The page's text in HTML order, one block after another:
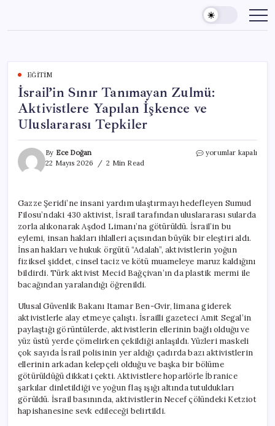
content
EĞITIM
İsrail’in Sınır Tanımayan Zulmü:
Aktivistlere Yapılan İşkence ve
Uluslararası Tepkiler
By Ece Doğan
22 Mayıs 2026
2 Min Read
İsrail’in
Yapılan
İşkence
ve
Uluslararası
Tepkiler
için
yorumlar kapalı
Gazze Şeridi’ne insani yardım ulaştırmayı hedefleyen Sumud
Filosu’ndaki 430 aktivist, İsrail tarafından uluslararası sularda
zorla alıkonarak Aşdod Limanı’na götürüldü. İsrail’in bu
eylemi, insan hakları ihlalleri açısından büyük bir eleştiri aldı.
İnsan hakları ve hukuk örgütü “Adalah”, aktivistlerin yoğun
fiziksel şiddet, cinsel taciz ve kötü muameleye maruz kaldığını
bildirdi. Türk aktivist Mecid Bağçivan’ın da plastik mermi ile
bacağından yaralandığı öğrenildi.
Ulusal Güvenlik Bakanı Itamar Ben-Gvir, limana giderek
aktivistlerle alay etmeye çalıştı. İsrailli gazeteci Amit Segal’in
paylaştığı görüntülerde, aktivistlerin ellerinin bağlı olduğu ve
yüz üstü yerde çömelirken çekildiği anlaşıldı. Yüzleri maskeli
çok sayıda İsrail polisinin yer aldığı çadırda bazı aktivistlerin
ellerinin arkadan kelepçeli olduğu ve başka bir bölüme
götürüldüğü dikkati çekti. Aktivistlere hoparlörle İbranice
şarkılar dinletildiği ve yoğun flaş ışığı altında tutuldukları
görüldü. İsrail basınında, aktivistlerin Necef çölündeki Ketziot
hapishanesine sevk edileceği belirtildi.